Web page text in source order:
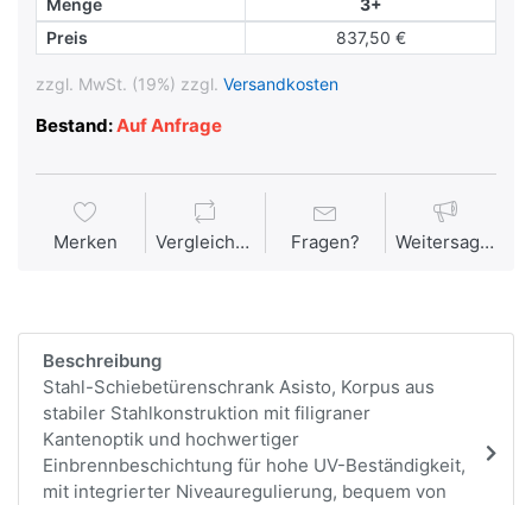
Menge
3+
Preis
837,50 €
zzgl. MwSt. (19%) zzgl. Versandkosten
Bestand:Auf Anfrage
Merken Vergleichen Fragen? Weitersagen
Beschreibung
Stahl-Schiebetürenschrank Asisto, Korpus aus
stabiler Stahlkonstruktion mit filigraner
Kantenoptik und hochwertiger
Einbrennbeschichtung für hohe UV-Beständigkeit,
mit integrierter Niveauregulierung, bequem von